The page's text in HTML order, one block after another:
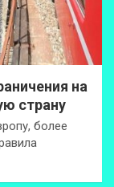
на
страну
более